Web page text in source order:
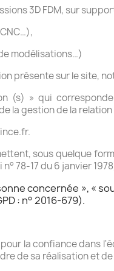
3D FDM, sur
modélisations…)
présente sur le site,
(s) » qui
la gestion de la
sous quelque
78-17 du 6 janvier
concernée », «
: n° 2016-679).
la confiance dans
de sa réalisation et de